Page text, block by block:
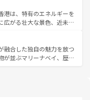
ナムコーヒーなどは、ぜ
を訪れてもあたたかい人々
きっと忘れられない旅にな
チェンマイなどの山岳地
プーケットやクラビの美し
むことができる。タイ料理
の季節にも異なる楽しみ
イの人々、仏教を中心とし
が、訪れる旅人を魅了し続
港は、特有のエネルギーを
広がる壮大な景色、近未来
。観光スポットが密集し
れるのも魅力。息をのむよ
、香港を存分に楽しみ尽く
融合した独自の魅力を放つ
が並ぶマリーナベイ、歴史